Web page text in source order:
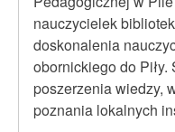
nauczycielek
doskonalenia
obornickiego do Piły.
poszerzenia wiedzy,
poznania lokalnych